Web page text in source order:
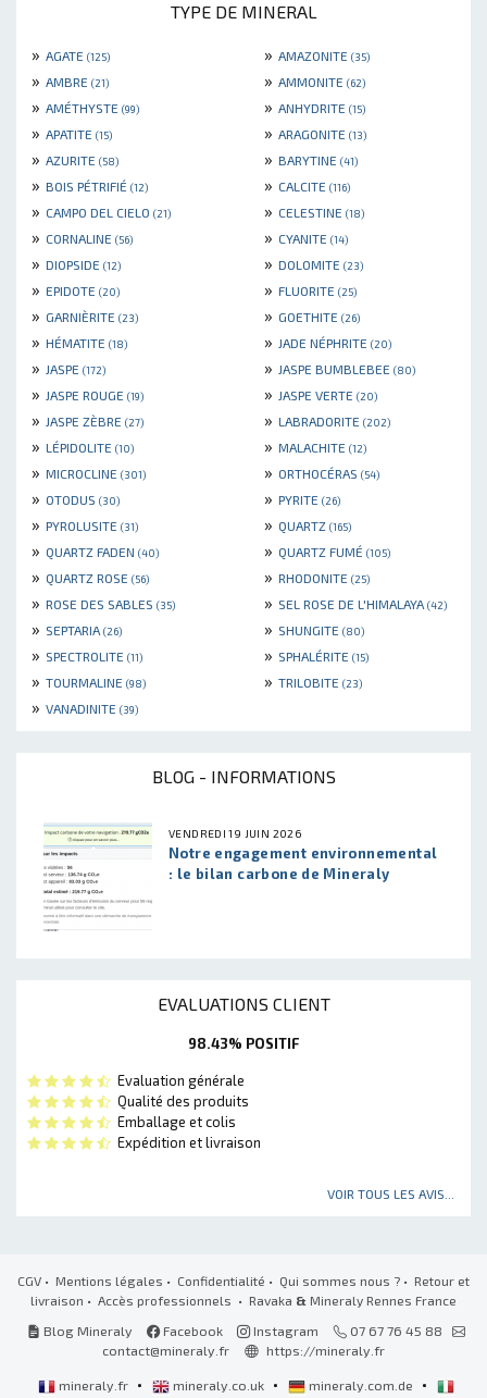
TYPE DE MINERAL
» AGATE (125) » AMAZONITE (35)
» AMBRE (21) » AMMONITE (62)
» AMÉTHYSTE (99) » ANHYDRITE (15)
» APATITE (15) » ARAGONITE (13)
» AZURITE (58) » BARYTINE (41)
» BOIS PÉTRIFIÉ (12) » CALCITE (116)
» CAMPO DEL CIELO (21) » CELESTINE (18)
» CORNALINE (56) » CYANITE (14)
» DIOPSIDE (12) » DOLOMITE (23)
» EPIDOTE (20) » FLUORITE (25)
» GARNIÈRITE (23) » GOETHITE (26)
» HÉMATITE (18) » JADE NÉPHRITE (20)
» JASPE (172) » JASPE BUMBLEBEE (80)
» JASPE ROUGE (19) » JASPE VERTE (20)
» JASPE ZÈBRE (27) » LABRADORITE (202)
» LÉPIDOLITE (10) » MALACHITE (12)
» MICROCLINE (301) » ORTHOCÉRAS (54)
» OTODUS (30) » PYRITE (26)
» PYROLUSITE (31) » QUARTZ (165)
» QUARTZ FADEN (40) » QUARTZ FUMÉ (105)
» QUARTZ ROSE (56) » RHODONITE (25)
» ROSE DES SABLES (35) » SEL ROSE DE L'HIMALAYA (42)
» SEPTARIA (26) » SHUNGITE (80)
» SPECTROLITE (11) » SPHALÉRITE (15)
» TOURMALINE (98) » TRILOBITE (23)
» VANADINITE (39)
BLOG - INFORMATIONS
VENDREDI 19 JUIN 2026
Notre engagement environnemental
: le bilan carbone de Mineraly
EVALUATIONS CLIENT
98.43% POSITIF
Evaluation générale
Qualité des produits
Emballage et colis
Expédition et livraison
VOIR TOUS LES AVIS...
CGV • Mentions légales • Confidentialité • Qui sommes nous ? • Retour et
livraison • Accès professionnels • Ravaka & Mineraly Rennes France
Blog Mineraly
Facebook Instagram
07 67 76 45 88
contact@mineraly.fr
https://mineraly.fr
mineraly.fr • mineraly.co.uk • mineraly.com.de •